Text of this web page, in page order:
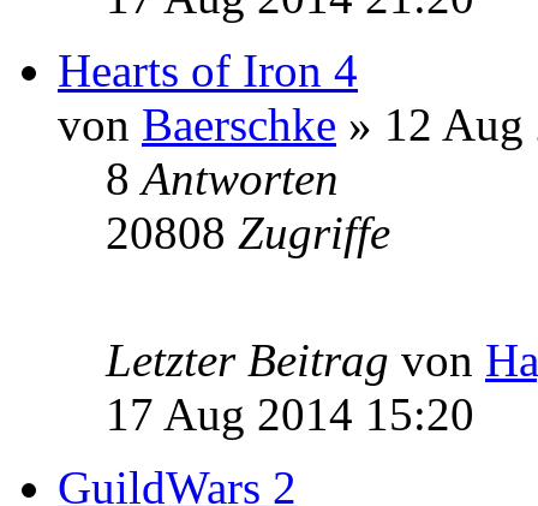
Hearts of Iron 4
von Baerschke » 12 Aug
8Antworten
20808 Zugriffe
Letzter Beitrag von
17 Aug 2014 15:20
GuildWars 2